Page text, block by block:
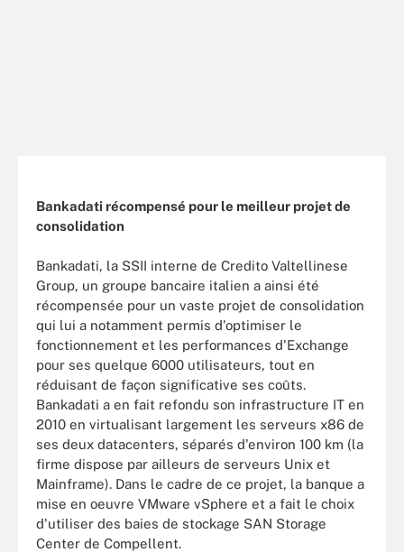
Bankadati récompensé pour le meilleur projet de
consolidation
Bankadati, la SSII interne de Credito Valtellinese
Group, un groupe bancaire italien a ainsi été
récompensée pour un vaste projet de consolidation
qui lui a notamment permis d'optimiser le
fonctionnement et les performances d'Exchange
pour ses quelque 6000 utilisateurs, tout en
réduisant de façon significative ses coûts.
Bankadati a en fait refondu son infrastructure IT en
2010 en virtualisant largement les serveurs x86 de
ses deux datacenters, séparés d'environ 100 km (la
firme dispose par ailleurs de serveurs Unix et
Mainframe). Dans le cadre de ce projet, la banque a
mise en oeuvre VMware vSphere et a fait le choix
d'utiliser des baies de stockage SAN Storage
Center de Compellent.